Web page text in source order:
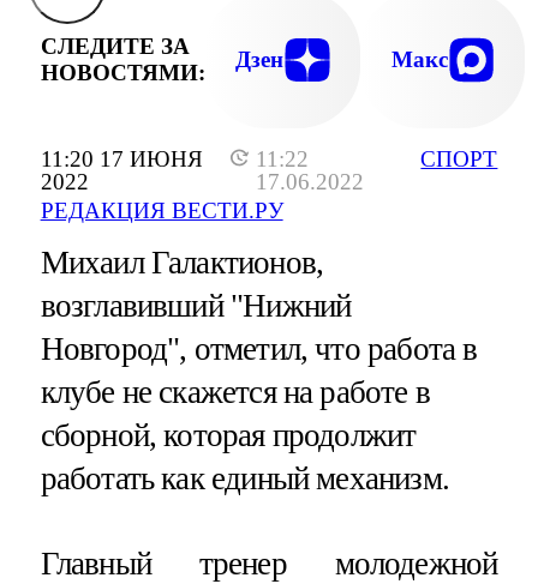
11:20 17 ИЮНЯ
2022
11:22
17.06.2022
РЕДАКЦИЯ ВЕСТИ.РУ
СПОРТ
СЛЕДИТЕ ЗА
НОВОСТЯМИ:
Дзен Макс
Михаил Галактионов,
возглавивший "Нижний
Новгород", отметил, что работа в
клубе не скажется на работе в
сборной, которая продолжит
работать как единый механизм.
Главный тренер молодежной